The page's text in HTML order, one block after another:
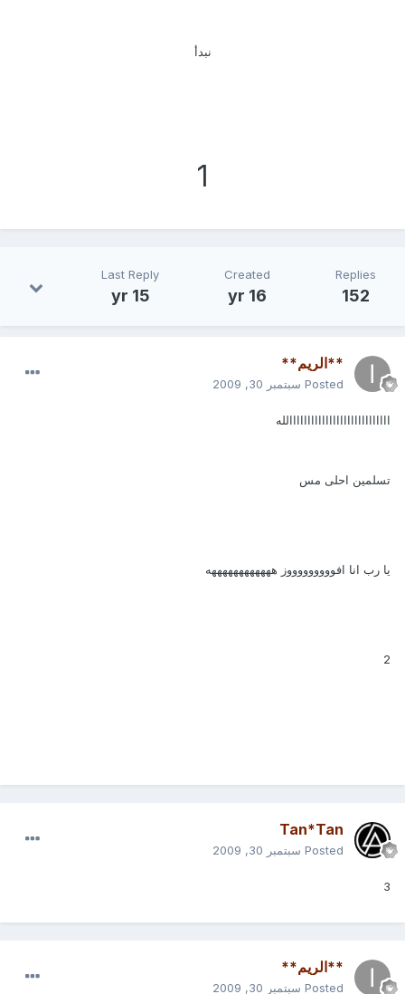
نبدأ
1
Replies
152
Created
16 yr
Last Reply
15 yr
**الريم**
Posted سبتمبر 30, 2009
اااااااااااااااااااااااااااالله
تسلمين احلى مس
يا رب انا افوووووووووز ههههههههههههه
2
Tan*Tan
Posted سبتمبر 30, 2009
3
**الريم**
Posted سبتمبر 30, 2009